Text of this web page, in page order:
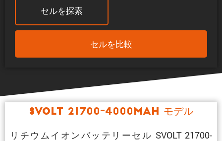
セルを探索
セルを比較
SVOLT 21700-4000mAh モデル
リチウムイオンバッテリーセル SVOLT 21700-